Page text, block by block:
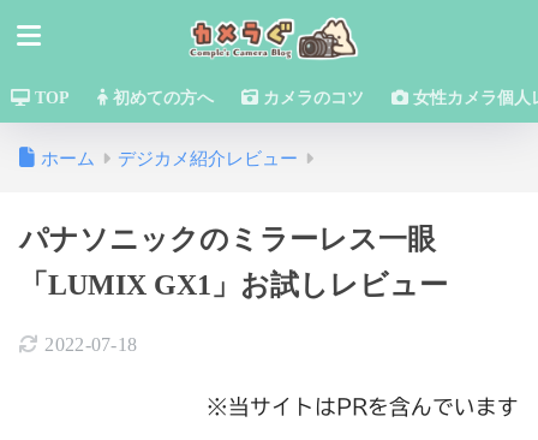
TOP 初めての方へ カメラのコツ 女性カメラ個人
ホーム デジカメ紹介レビュー
パナソニックのミラーレス一眼
「LUMIX GX1」お試しレビュー
2022-07-18
※当サイトはPRを含んでいます